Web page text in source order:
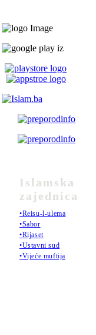
Islamska
zajednica
•Reisu-l-ulema
•Sabor
•Rijaset
•Ustavni sud
•Vijeće muftija